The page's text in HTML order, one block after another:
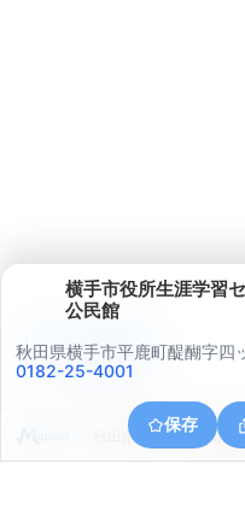
横手市役所生涯学習
公民館
秋田県横手市平鹿町醍醐字四
0182-25-4001
保存
秋田県横手市平鹿町醍
アプリで見る